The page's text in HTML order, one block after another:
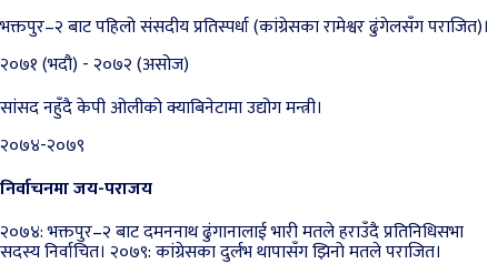
भक्तपुर–२ बाट पहिलो संसदीय प्रतिस्पर्धा (कांग्रेसका रामेश्वर ढुंगेलसँग पराजित)।
२०७१ (भदौ) - २०७२ (असोज)
सांसद नहुँदै केपी ओलीको क्याबिनेटामा उद्योग मन्त्री।
२०७४-२०७९
निर्वाचनमा जय-पराजय
२०७४: भक्तपुर–२ बाट दमननाथ ढुंगानालाई भारी मतले हराउँदै प्रतिनिधिसभा
सदस्य निर्वाचित। २०७९: कांग्रेसका दुर्लभ थापासँग झिनो मतले पराजित।